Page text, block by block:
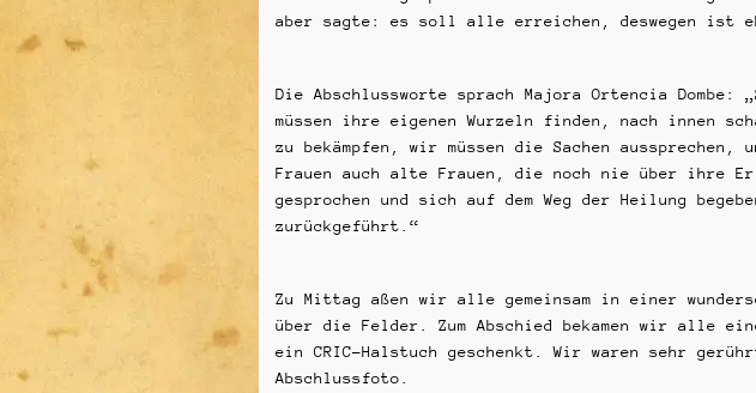
aber sagte: es soll alle erreichen, deswegen ist
Die Abschlussworte sprach Majora Ortencia
müssen ihre eigenen Wurzeln finden, nach innen
zu bekämpfen, wir müssen die Sachen
Frauen auch alte Frauen, die noch nie über ihre
gesprochen und sich auf dem Weg der Heilung
zurückgeführt.“
Zu Mittag aßen wir alle gemeinsam in einer
über die Felder. Zum Abschied bekamen wir alle
ein CRIC-Halstuch geschenkt. Wir waren sehr
Abschlussfoto.